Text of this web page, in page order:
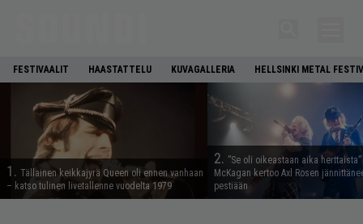
FESTIVAALIT HAASTATTELU KUVAGALLERIA HELLSINKI METAL
1. Tällainen keikkajyrä Queen oli ennen vanhaan
– katso tulinen livetallenne vuodelta 1979
2. ”Se oli oikeastaan aika
McKagan kertoo Axl Rosen
pestiään